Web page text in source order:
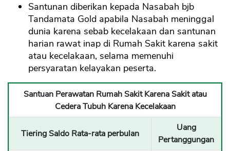
Santunan diberikan kepada Nasabah bjb
Tandamata Gold apabila Nasabah meninggal
dunia karena sebab kecelakaan dan santunan
harian rawat inap di Rumah Sakit karena sakit
atau kecelakaan, selama memenuhi
persyaratan kelayakan peserta.
Santuan Perawatan Rumah Sakit Karena Sakit atau
Cedera Tubuh Karena Kecelakaan
Tiering Saldo Rata-rata perbulan
Uang
Pertanggungan